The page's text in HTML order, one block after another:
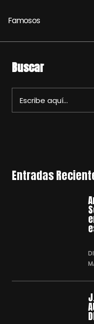
Famosos
Buscar
Entradas